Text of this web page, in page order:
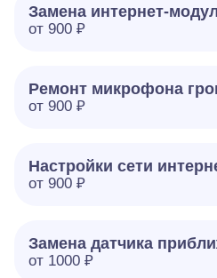
Замена интернет-
от 900 ₽
Ремонт микрофона
от 900 ₽
Настройки сети
от 900 ₽
Замена датчика
от 1000 ₽